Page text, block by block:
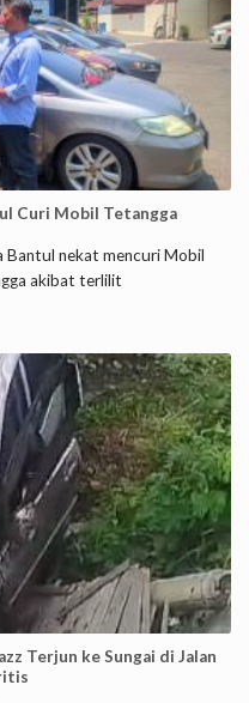
Curi Mobil Tetangga
Bantul nekat mencuri Mobil
akibat terlilit
Terjun ke Sungai di Jalan